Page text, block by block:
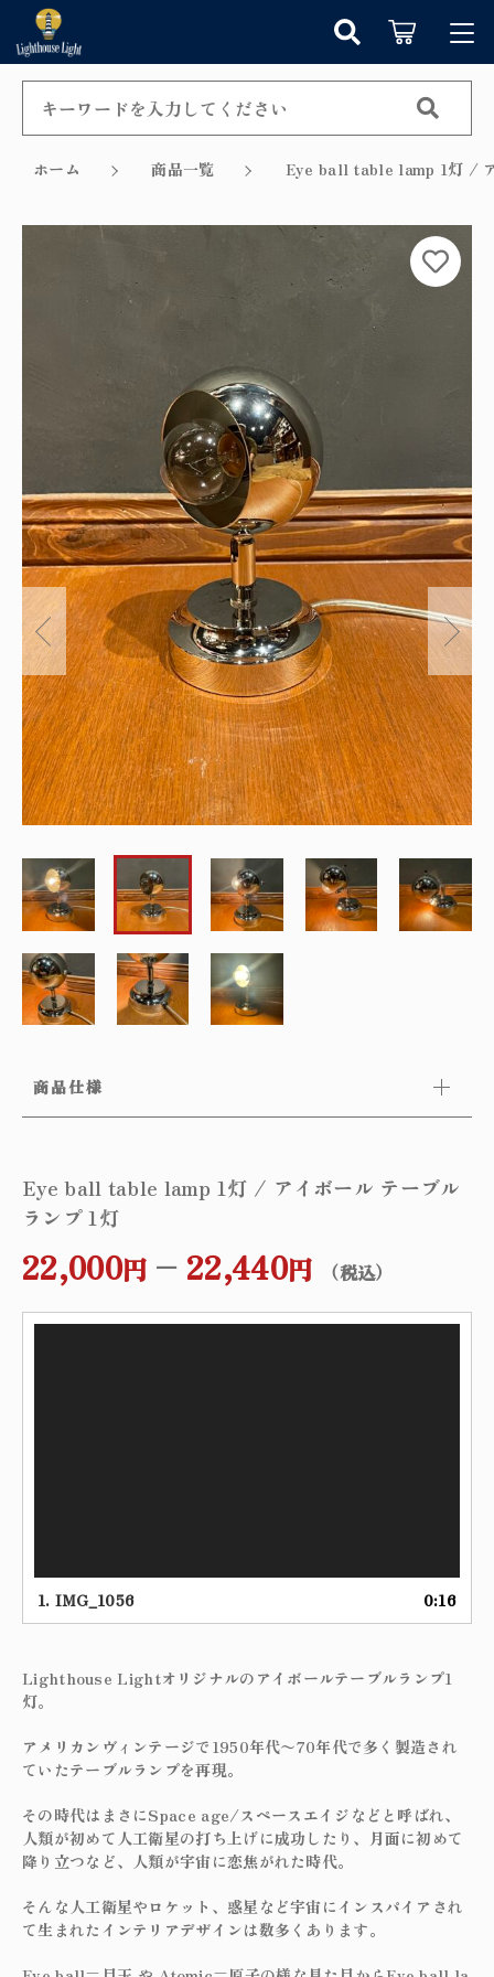
ホーム 商品一覧 Eye ball table lamp 1灯 /
商品仕様
Eye ball table lamp 1灯 / アイボール テーブル
ランプ 1灯
22,000円 – 22,440円 （税込）
1. IMG_1056 0:16
Lighthouse Lightオリジナルのアイボールテーブルランプ1
灯。
アメリカンヴィンテージで1950年代〜70年代で多く製造され
ていたテーブルランプを再現。
その時代はまさにSpace age/スペースエイジなどと呼ばれ、
人類が初めて人工衛星の打ち上げに成功したり、月面に初めて
降り立つなど、人類が宇宙に恋焦がれた時代。
そんな人工衛星やロケット、惑星など宇宙にインスパイアされ
て生まれたインテリアデザインは数多くあります。
カートに商品を追加しました
ショッピングを続ける
ログイン / 会員登録
お知らせ
お気に入り
カテゴリーから探す
新着商品から探す
セール商品から探す
取付方法／取付事例／修理事例
Lighthouse Lightについて
ショッピングガイド
お知らせ
ブログ
お問い合わせ
ペンダントライト
ウォールランプ
フロアランプ
オリジナルランプ
フィンスタイル
アンティーク小物/家具
パーツ
サブスクリプション
キーワード検索
～
その他
在庫あり セール
並び順